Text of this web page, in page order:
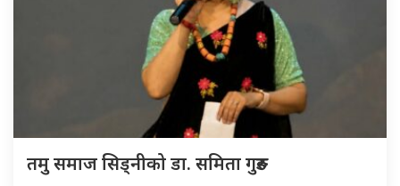
तमु समाज सिड्नीको डा. समिता गुरुङ